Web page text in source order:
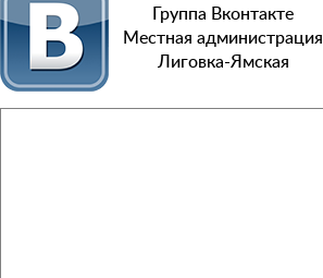
Группа Вконтакте
Местная администрация
Лиговка-Ямская